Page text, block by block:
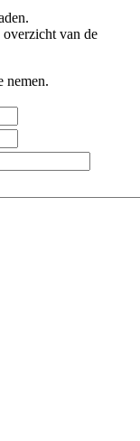
van de
nemen.